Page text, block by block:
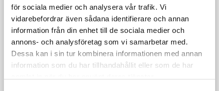
för sociala medier och analysera vår trafik. Vi
vidarebefordrar även sådana identifierare och annan
information från din enhet till de sociala medier och
annons- och analysföretag som vi samarbetar med.
Dessa kan i sin tur kombinera informationen med annan
information som du har tillhandahållit eller som de har